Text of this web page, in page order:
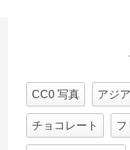
CC0 写真 アジ
チョコレート フ